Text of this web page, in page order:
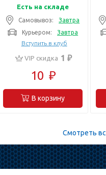
одинарная цвет
Электрическая
розетка (SV-54115-
Есть на складе
Самовывоз:
Завтра
Курьером:
Завтра
Вступить в клуб
VIP скидка 1 ₽
10 ₽
В корзину
Смотреть